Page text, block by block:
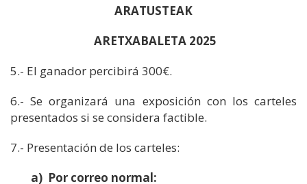
ARATUSTEAK
ARETXABALETA 2025
5.- El ganador percibirá 300€.
6.- Se organizará una exposición con los carteles
presentados si se considera factible.
7.- Presentación de los carteles:
a) Por correo normal: